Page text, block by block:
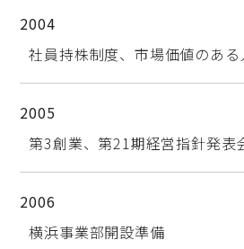
2004
社員持株制度、市場価値のある
2005
第3創業、第21期経営指針発表
2006
横浜事業部開設準備